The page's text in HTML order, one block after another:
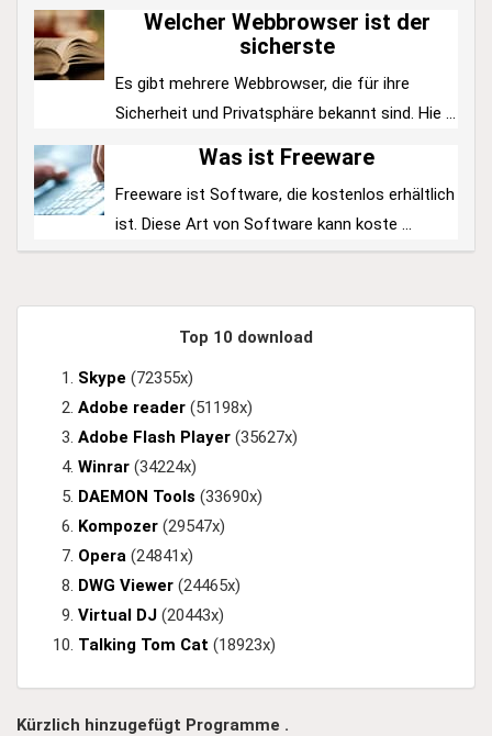
Welcher Webbrowser ist der
sicherste
Es gibt mehrere Webbrowser, die für ihre
Sicherheit und Privatsphäre bekannt sind. Hie ...
Was ist Freeware
Freeware ist Software, die kostenlos erhältlich
ist. Diese Art von Software kann koste ...
Top 10 download
Skype (72355x)
Adobe reader (51198x)
Adobe Flash Player (35627x)
Winrar (34224x)
DAEMON Tools (33690x)
Kompozer (29547x)
Opera (24841x)
DWG Viewer (24465x)
Virtual DJ (20443x)
Talking Tom Cat (18923x)
Kürzlich hinzugefügt Programme .